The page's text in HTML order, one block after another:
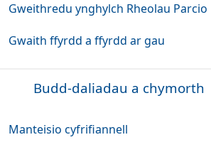
Gweithredu ynghylch Rheolau Parcio
Gwaith ffyrdd a ffyrdd ar gau
Budd-daliadau a chymorth
Manteisio cyfrifiannell